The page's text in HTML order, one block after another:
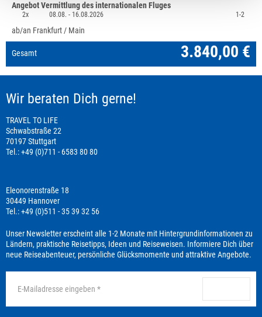
Angebot Vermittlung des internationalen Fluges
2x 08.08. -16.08.2026 1-2
ab/an Frankfurt / Main
Gesamt 3.840,00 €
Wir beraten Dich gerne!
TRAVEL TO LIFE
Schwabstraße 22
70197 Stuttgart
Tel.: +49 (0)711 - 6583 80 80
Eleonorenstraße 18
30449 Hannover
Tel.: +49 (0)511 - 35 39 32 56
Unser Newsletter erscheint alle 1-2 Monate mit Hintergrundinformationen zu
Ländern, praktische Reisetipps, Ideen und Reiseweisen. Informiere Dich über
neue Reiseabenteuer, persönliche Glücksmomente und attraktive Angebote.